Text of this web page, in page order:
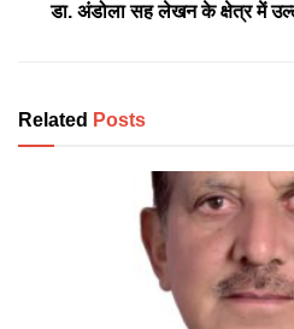
डा. अंडोला सह लेखन के क्षेत्र में
Related Posts